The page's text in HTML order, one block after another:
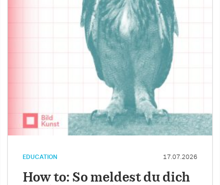
EDUCATION 17.07.2026
How to: So meldest du dich